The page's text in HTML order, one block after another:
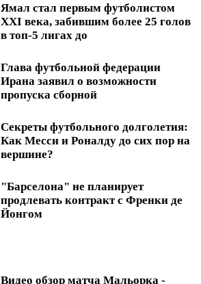
Ямал стал первым футболистом
XXI века, забившим более 25 голов
в топ-5 лигах до
Глава футбольной федерации
Ирана заявил о возможности
пропуска сборной
Секреты футбольного долголетия:
Как Месси и Роналду до сих пор на
вершине?
"Барселона" не планирует
продлевать контракт с Френки де
Йонгом
Видео обзор матча Мальорка -